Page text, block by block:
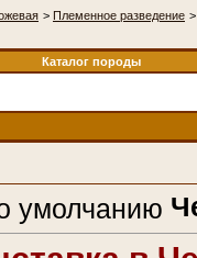
> Племенное разведение
Каталог породы